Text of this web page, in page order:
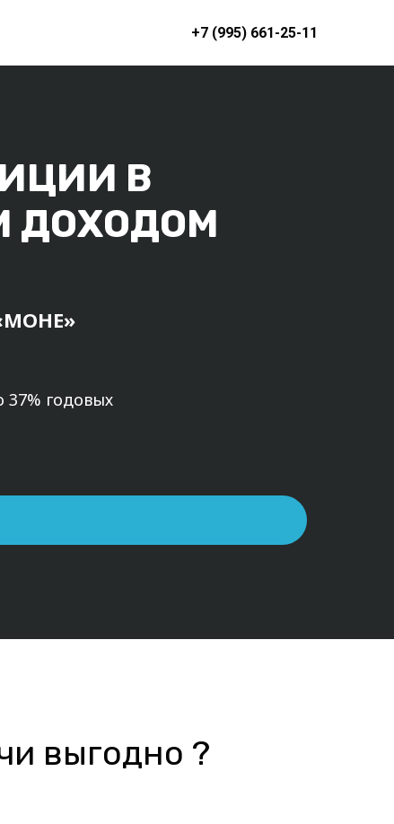
+7 (995) 661-25-11
В
ДОХОДОМ
годовых
выгодно ?